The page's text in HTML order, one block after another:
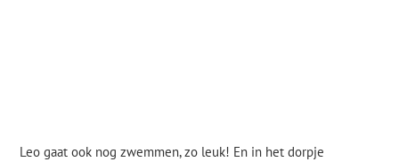
Leo gaat ook nog zwemmen, zo leuk! En in het dorpje